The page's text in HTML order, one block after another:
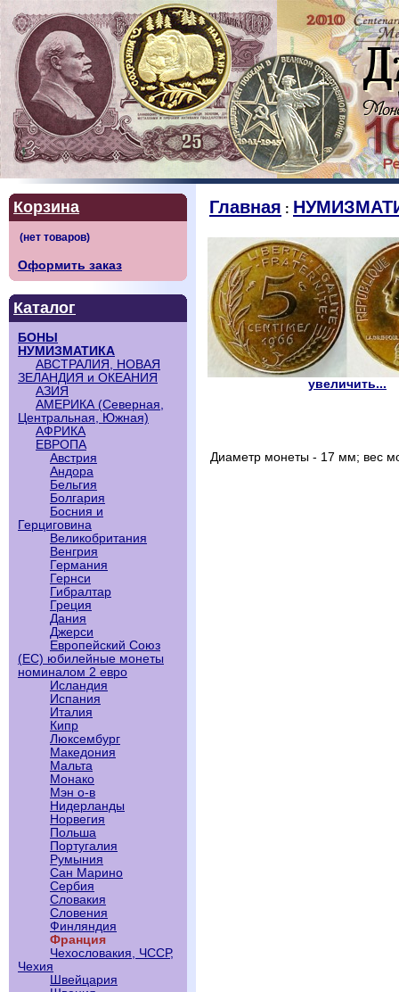
Корзина
Оформить заказ
Каталог
БОНЫ
НУМИЗМАТИКА
АВСТРАЛИЯ, НОВАЯ
ЗЕЛАНДИЯ и ОКЕАНИЯ
АЗИЯ
АМЕРИКА (Северная,
Центральная, Южная)
АФРИКА
ЕВРОПА
Австрия
Андора
Бельгия
Болгария
Босния и
Герциговина
Великобритания
Венгрия
Германия
Гернси
Гибралтар
Греция
Дания
Джерси
Европейский Союз
(ЕС) юбилейные монеты
номиналом 2 евро
Исландия
Испания
Италия
Кипр
Люксембург
Македония
Мальта
Монако
Мэн о-в
Нидерланды
Норвегия
Польша
Португалия
Румыния
Сан Марино
Сербия
Словакия
Словения
Финляндия
Франция
Чехословакия, ЧССР,
Чехия
Швейцария
Главная :
увеличить...
Диаметр монеты - 17 мм; вес